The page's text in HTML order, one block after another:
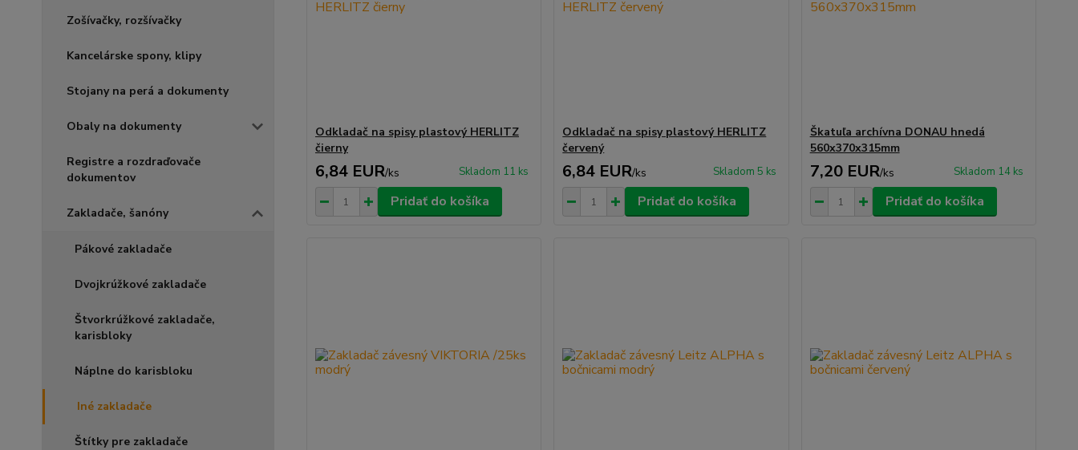
Zošívačky, rozšívačky
Kancelárske spony, klipy
Stojany na perá a dokumenty
Obaly na dokumenty
Registre a rozdraďovače
dokumentov
Zakladače, šanóny
Pákové zakladače
Dvojkrúžkové zakladače
Štvorkrúžkové zakladače,
karisbloky
Náplne do karisbloku
Iné zakladače
Štítky pre zakladače
Odkladač na spisy plastový HERLITZ
čierny
6,84 EUR/ks Skladom 11 ks
Pridať do košíka
Odkladač na spisy plastový HERLITZ
červený
6,84 EUR/ks Skladom 5 ks
Pridať do košíka
Škatuľa archívna DONAU hnedá
560x370x315mm
7,20 EUR/ks Skladom 14 ks
Pridať do košíka